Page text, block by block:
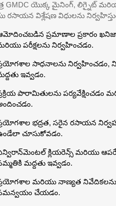
GMDC యొక్క మైనింగ్, లిగ్నైట్
రసాయన విశ్లేషణ విధులను
ప్రమాణాల ప్రకారం
పరీక్షలను నిర్వహించడం.
సాధనాలను నిర్వహించడం,
ఇవ్వడం.
పారామితులను పర్యవేక్షించడం
భద్రత, సరైన రసాయన
చూసుకోవడం.
క్లియరెన్స్ మరియు
మద్దతు ఇవ్వడం.
మరియు నాణ్యత నివేదికలను
చేయడం.